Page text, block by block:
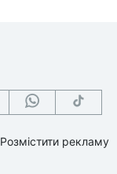
Розмістити рекламу